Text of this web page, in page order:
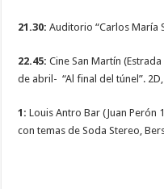
21.30: Auditorio “Carlos María
22.45:Cine San Martín
de abril- “Al final del túnel”.
1: Louis Antro Bar (Juan Perón
con temas de Soda Stereo,